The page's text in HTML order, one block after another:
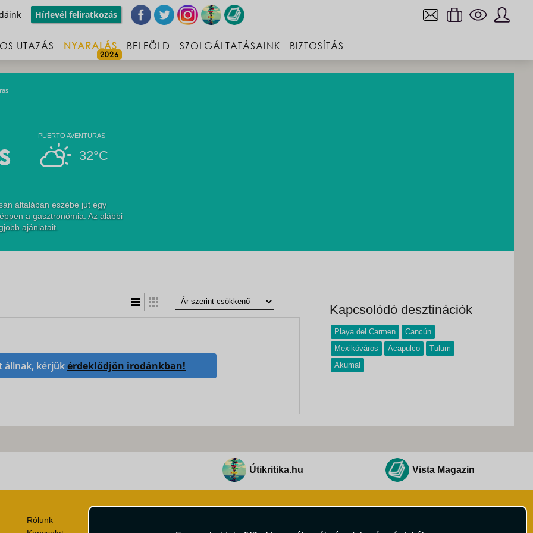
Hírlevél feliratkozás
UTAZÁS NYARALÁS BELFÖLD SZOLGÁLTATÁSAINK BIZTOSÍTÁS
32°C
PUERTO AVENTURAS
általában eszébe jut egy
a gasztronómia. Az alábbi
ajánlatait.
állnak, kérjükérdeklődjön irodánkban!
Kapcsolódó desztinációk
Playa del Carmen
Cancún
Mexikóváros
Acapulco
Tulum
Akumal
Útikritika.hu Vista Magazin
Rólunk